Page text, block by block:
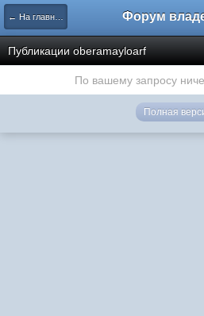
← На главную
Публикации oberamayloarf
По вашему запросу
Полная